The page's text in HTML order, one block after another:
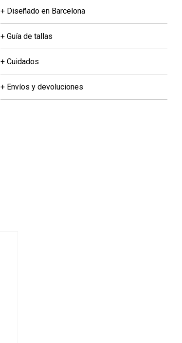
+ Diseñado en Barcelona
+ Guía de tallas
+ Cuidados
+ Envíos y devoluciones